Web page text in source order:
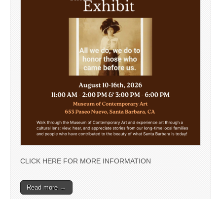
CLICK HERE FOR MORE INFORMATION
Read more →